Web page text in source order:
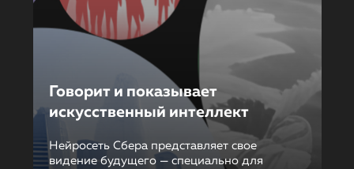
Говорит и показывает
искусственный интеллект
Нейросеть Сбера представляет свое
видение будущего — специально для